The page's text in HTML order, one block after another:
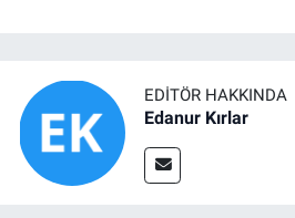
EDITÖR HAKKINDA
Edanur Kırlar